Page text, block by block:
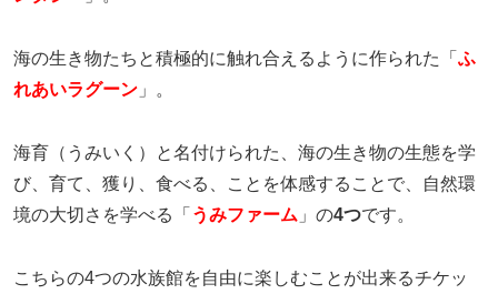
海の生き物たちと積極的に触れ合えるように作られた「 ふ
れあいラグーン 」。
海育（うみいく）と名付けられた、海の生き物の生態を学
び、育て、獲り、食べる、ことを体感することで、自然環
境の大切さを学べる「 うみファーム 」の4つです。
こちらの4つの水族館を自由に楽しむことが出来るチケッ